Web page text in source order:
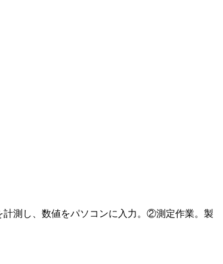
測し、数値をパソコンに入力。②測定作業。製